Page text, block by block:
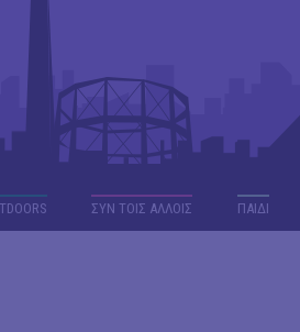
ΣΥΝ ΤΟΙΣ ΑΛΛΟΙΣ ΠΑΙΔΙ